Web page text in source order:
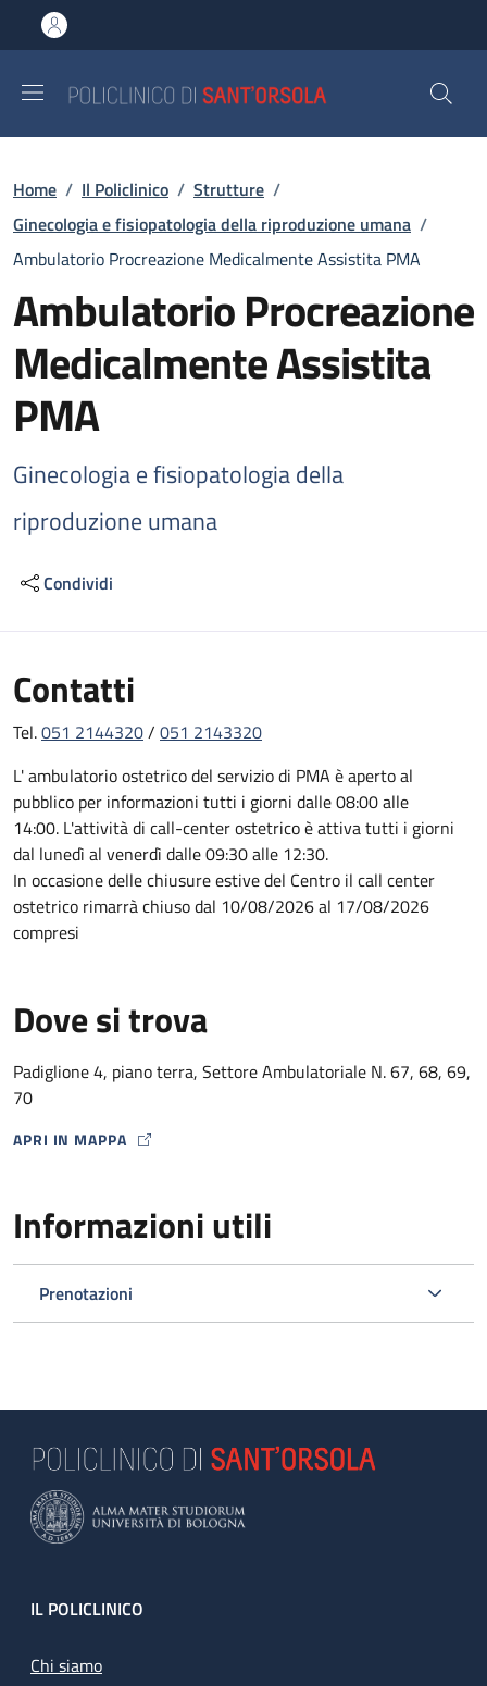
al contenuto principale
to footer content
Briciole di pane
Home / Il Policlinico / Strutture /
Ginecologia e fisiopatologia della riproduzione umana /
Ambulatorio Procreazione Medicalmente Assistita PMA
Ambulatorio Procreazione
Medicalmente Assistita
PMA
Ginecologia e fisiopatologia della
riproduzione umana
Condividi
Contatti
Tel.051 2144320/ 051 2143320
L' ambulatorio ostetrico del servizio di PMA è aperto al
pubblico per informazioni tutti i giorni dalle 08:00 alle
14:00. L'attività di call-center ostetrico è attiva tutti i giorni
dal lunedì al venerdì dalle 09:30 alle 12:30.
In occasione delle chiusure estive del Centro il call center
ostetrico rimarrà chiuso dal 10/08/2026 al 17/08/2026
compresi
Dove si trova
Padiglione 4, piano terra, Settore Ambulatoriale N. 67, 68, 69,
70
APRI IN MAPPA
MAP ICON
Informazioni utili
Prenotazioni
Footer
IL POLICLINICO
Chi siamo